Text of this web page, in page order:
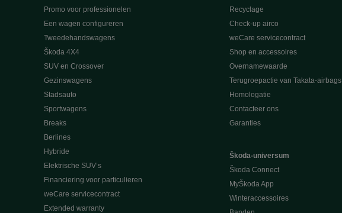
Promo voor professionelen
Een wagen configureren
Tweedehandswagens
Škoda 4X4
SUV en Crossover
Gezinswagens
Stadsauto
Sportwagens
Breaks
Berlines
Hybride
Elektrische SUV’s
Financiering voor particulieren
weCare servicecontract
Extended warranty
Recyclage
Check-up airco
weCare servicecontract
Shop en accessoires
Overnamewaarde
Terugroepactie van Takata-airbags
Homologatie
Contacteer ons
Garanties
Škoda-universum
Škoda Connect
MyŠkoda App
Winteraccessoires